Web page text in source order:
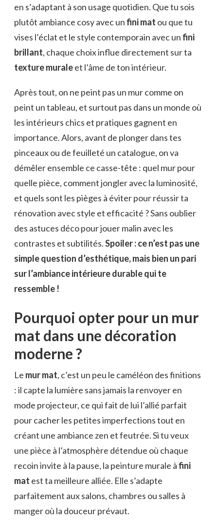
en s’adaptant à son usage quotidien. Que tu sois
plutôt ambiance cosy avec unfini mat ou que tu
vises l’éclat et le style contemporain avec unfini
brillant, chaque choix influe directement sur ta
texture muraleet l’âme de ton intérieur.
Après tout, on ne peint pas un mur comme on
peint un tableau, et surtout pas dans un monde où
les intérieurs chics et pratiques gagnent en
importance. Alors, avant de plonger dans tes
pinceaux ou de feuilleté un catalogue, on va
démêler ensemble ce casse-tête : quel mur pour
quelle pièce, comment jongler avec la luminosité,
et quels sont les pièges à éviter pour réussir ta
rénovation avec style et efficacité ? Sans oublier
des astuces déco pour jouer malin avec les
contrastes et subtilités.Spoiler : ce n’est pas une
simple question d’esthétique, mais bien un pari
sur l’ambiance intérieure durable qui te
ressemble !
Pourquoi opter pour un mur
mat dans une décoration
moderne ?
Le mur mat, c’est un peu le caméléon des finitions
: il capte la lumière sans jamais la renvoyer en
mode projecteur, ce qui fait de lui l’allié parfait
pour cacher les petites imperfections tout en
créant une ambiance zen et feutrée. Si tu veux
une pièce à l’atmosphère détendue où chaque
recoin invite à la pause, la peinture murale àfini
mat est ta meilleure alliée. Elle s’adapte
parfaitement aux salons, chambres ou salles à
manger où la douceur prévaut.